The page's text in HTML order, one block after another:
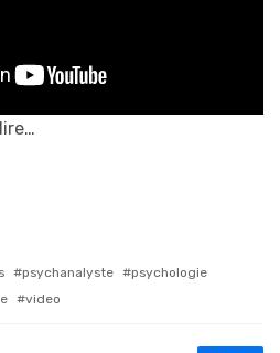
psychanalyste
psychologie
video